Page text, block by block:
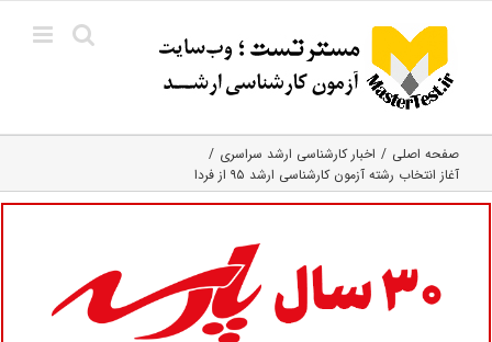
content
صفحه اصلی
اخبار کارشناسی ارشد سراسری
آغاز انتخاب رشته آزمون کارشناسی ارشد ۹۵ از فردا